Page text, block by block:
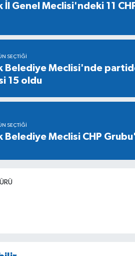
İl Genel Meclisi'ndeki 11
SEÇTIĞI
Belediye Meclisi'nde
15 oldu
SEÇTIĞI
Belediye Meclisi CHP